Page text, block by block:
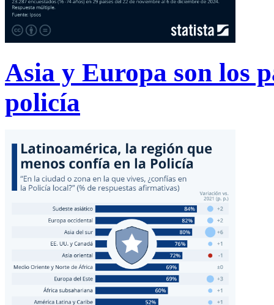
Asia y Europa son los
policía